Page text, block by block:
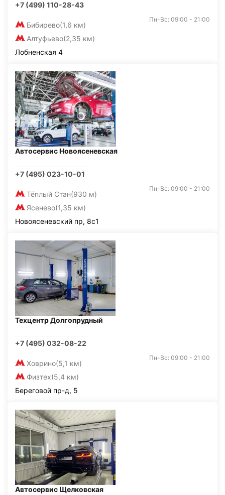
+7 (499) 110-28-43
Бибирево(1,6 км)
Алтуфьево(2,35 км)
Пн-Вс: 09:00 - 21:00
Лобненская 4
Автосервис Новоясеневская
+7 (495) 023-10-01
Тёплый Стан(930 м)
Ясенево(1,35 км)
Пн-Вс: 09:00 - 21:00
Новоясеневский пр, 8с1
Техцентр Долгопрудный
+7 (495) 032-08-22
Ховрино(5,1 км)
Физтех(5,4 км)
Пн-Вс: 09:00 - 21:00
Береговой пр-д, 5
Автосервис Щелковская